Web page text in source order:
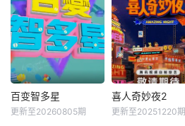
百变智多星
更新至20260805期
喜人奇妙夜2
更新至20251220期